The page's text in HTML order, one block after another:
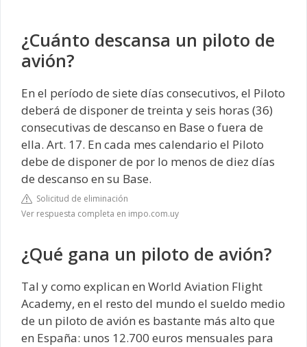
¿Cuánto descansa un piloto de
avión?
En el período de siete días consecutivos, el Piloto
deberá de disponer de treinta y seis horas (36)
consecutivas de descanso en Base o fuera de
ella. Art. 17. En cada mes calendario el Piloto
debe de disponer de por lo menos de diez días
de descanso en su Base.
Solicitud de eliminación
Ver respuesta completa en impo.com.uy
¿Qué gana un piloto de avión?
Tal y como explican en World Aviation Flight
Academy, en el resto del mundo el sueldo medio
de un piloto de avión es bastante más alto que
en España: unos 12.700 euros mensuales para